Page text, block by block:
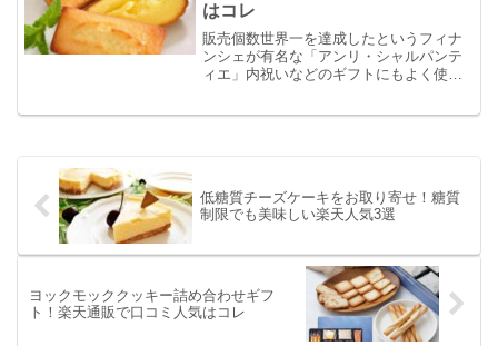
はコレ
販売個数世界一を達成したというフィナ
ンシェが有名な「アンリ・シャルパンテ
ィエ」内祝いなどのギフトにもよく使わ
低糖質チーズケーキをお取り寄せ！糖質
制限でも美味しい楽天人気3選
ヨックモッククッキー詰め合わせギフ
ト！楽天通販で口コミ人気はコレ